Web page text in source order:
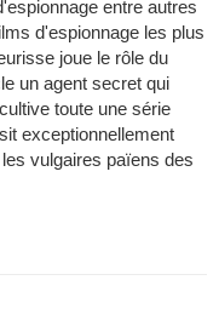
entre autres
d'espionnage les plus
joue le rôle du
un agent secret qui
toute une série
exceptionnellement
vulgaires païens des